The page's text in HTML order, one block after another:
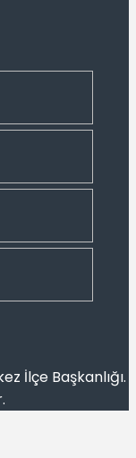
İlçe Başkanlığı.